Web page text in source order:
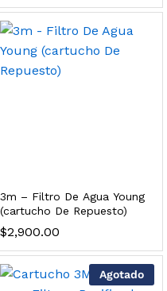
3m – Filtro De Agua Young
(cartucho De Repuesto)
$2,900.00
Agotado
WFS600-3S